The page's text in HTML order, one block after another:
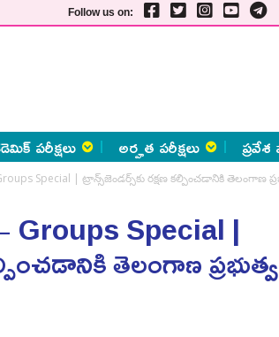
Follow us on:
పరీక్షలు అర్హత పరీక్షలు ప్రవేశ
Special | ట్రాన్స్‌జెండర్స్‌కు రక్షణ కల్పించడానికి తెలంగాణ
Groups Special |
తెలంగాణ